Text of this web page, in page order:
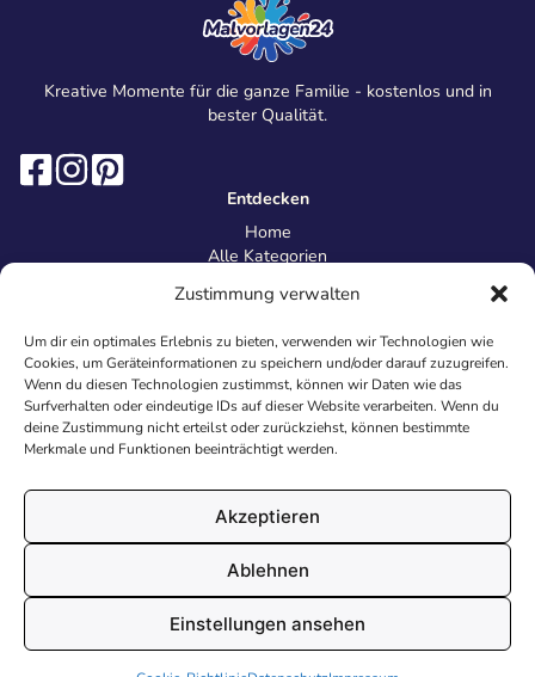
Zustimmung verwalten
Um dir ein optimales Erlebnis zu bieten, verwenden wir Technologien wie
Cookies, um Geräteinformationen zu speichern und/oder darauf zuzugreifen.
Wenn du diesen Technologien zustimmst, können wir Daten wie das
Surfverhalten oder eindeutige IDs auf dieser Website verarbeiten. Wenn du
deine Zustimmung nicht erteilst oder zurückziehst, können bestimmte
Merkmale und Funktionen beeinträchtigt werden.
Akzeptieren
Ablehnen
Einstellungen ansehen
Kreative Momente für die ganze Familie - kostenlos und in
bester Qualität.
Entdecken
Home
Alle Kategorien
Information
Über uns
Kontakt
Inhaltsrichtlinien
Recht & Datenschutz
Impressum
AGB
Cookies
© 2026 Malvorlagen24.de - Alle Rechte vorbehalten. Made with
♥
in Deutschland.